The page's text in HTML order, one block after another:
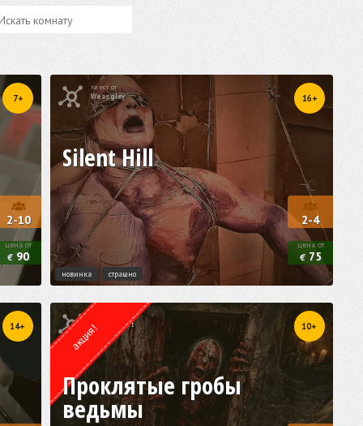
7+
2-10
цена от
€ 90
Квест от
Weasgley 16+
2-4
цена от
€ 75
Silent Hill
новинка страшно
14+ UrbexQuest
акция! 10+
Проклятые гробы
ведьмы